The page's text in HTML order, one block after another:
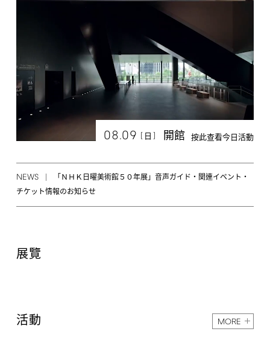
08.09 [ 日 ] 開館 按此查看今日活動
NEWS
「ＮＨＫ日曜美術館５０年展」音声ガイド・関連イベント・
チケット情報のお知らせ
展覽
活動 MORE